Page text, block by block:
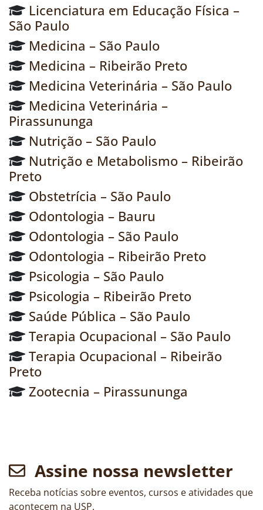
Licenciatura em Educação Física –
São Paulo
Medicina – São Paulo
Medicina – Ribeirão Preto
Medicina Veterinária – São Paulo
Medicina Veterinária –
Pirassununga
Nutrição – São Paulo
Nutrição e Metabolismo – Ribeirão
Preto
Obstetrícia – São Paulo
Odontologia – Bauru
Odontologia – São Paulo
Odontologia – Ribeirão Preto
Psicologia – São Paulo
Psicologia – Ribeirão Preto
Saúde Pública – São Paulo
Terapia Ocupacional – São Paulo
Terapia Ocupacional – Ribeirão
Preto
Zootecnia – Pirassununga
Assine nossa newsletter
Receba notícias sobre eventos, cursos e atividades que
acontecem na USP.